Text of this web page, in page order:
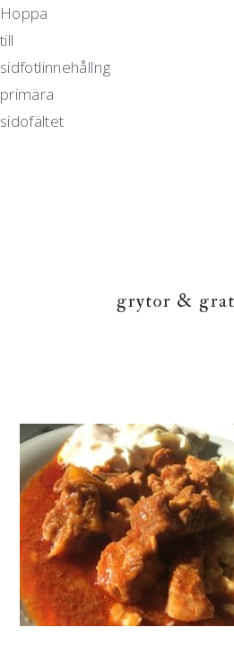
Hoppa
till
huvudnavigering
Hoppa
till
huvudinnehåll
Hoppa
till
det
primära
sidofältet
Hoppa
till
sidfot
grytor &